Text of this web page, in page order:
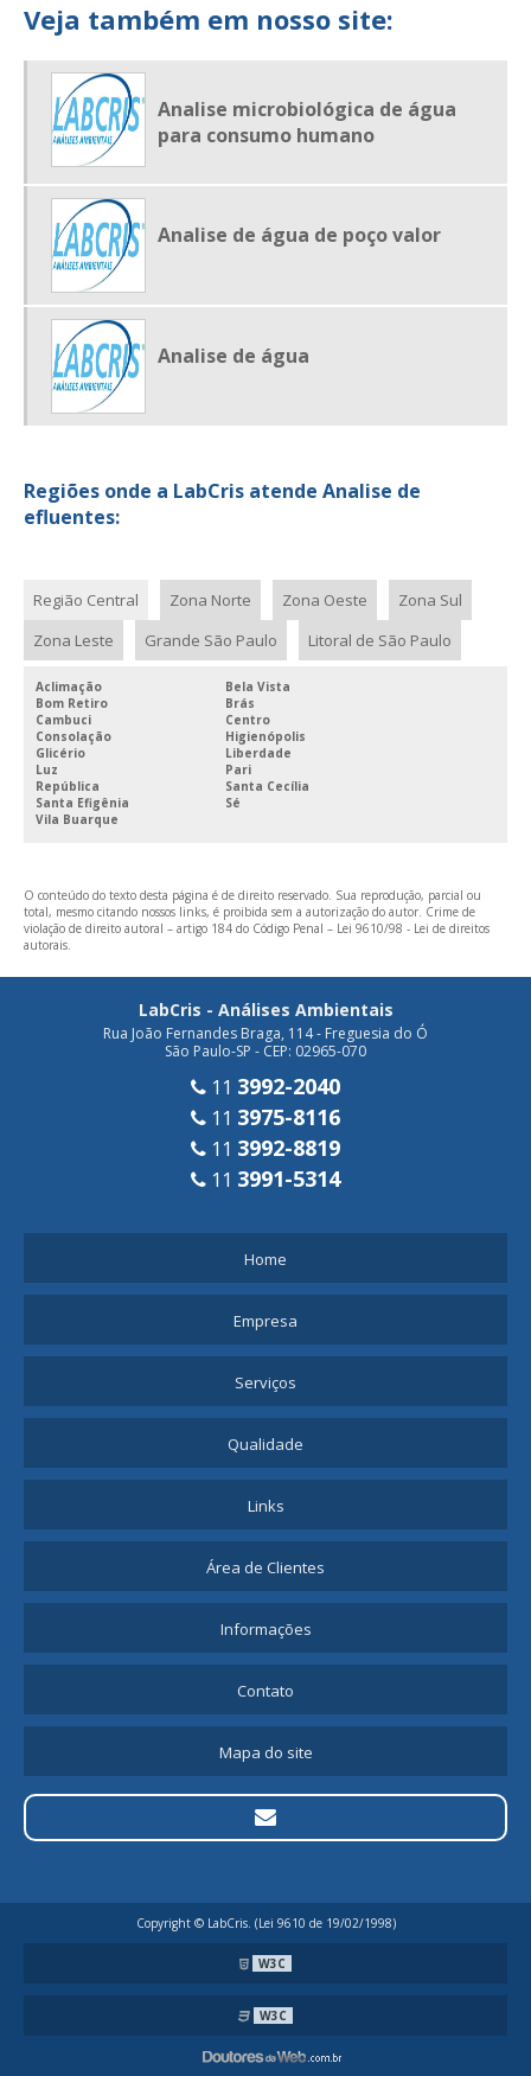
LABORATÓRIO DE ANALISE DE ÁGUA
LABORATÓRIO DE ANÁLISE DE ÁGUA E EFLUENTES
LABORATÓRIO DE ANÁLISE DE EFLUENTES
LABORATÓRIO DE ANALISE DE RESÍDUOS
Veja também em nosso site:
Analise microbiológica de água
para consumo humano
Analise de água de poço valor
Analise de água
Regiões onde a LabCris atende Analise de
efluentes:
Região Central Zona Norte Zona Oeste
Zona Sul
Zona Leste
Grande São Paulo Litoral de São Paulo
Aclimação
Bela Vista
Bom Retiro
Brás
Cambuci
Centro
Consolação
Higienópolis
Glicério
Liberdade
Luz
Pari
República
Santa Cecília
Santa Efigênia
Sé
Vila Buarque
O conteúdo do texto desta página é de direito reservado. Sua reprodução, parcial ou
total, mesmo citando nossos links, é proibida sem a autorização do autor. Crime de
violação de direito autoral – artigo 184 do Código Penal – Lei 9610/98 - Lei de direitos
autorais.
LabCris - Análises Ambientais
Rua João Fernandes Braga, 114 - Freguesia do Ó
São Paulo-SP - CEP: 02965-070
11 3992-2040
11 3975-8116
11 3992-8819
11 3991-5314
Home
Empresa
Serviços
Qualidade
Links
Área de Clientes
Informações
Contato
Mapa do site
Copyright © LabCris. (Lei 9610 de 19/02/1998)
W3C
W3C